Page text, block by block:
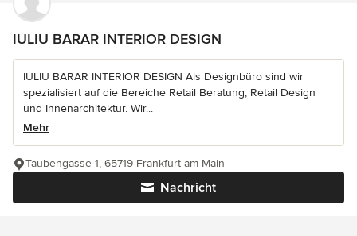
IULIU BARAR INTERIOR DESIGN
IULIU BARAR INTERIOR DESIGN Als Designbüro sind wir
spezialisiert auf die Bereiche Retail Beratung, Retail Design
und Innenarchitektur. Wir...
Mehr
Nachricht
Taubengasse 1, 65719 Frankfurt am Main